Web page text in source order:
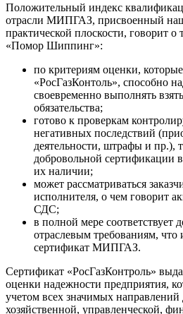
Положительный индекс
отрасли МИПГАЗ, присвоенный
практической плоскости, говорит
«Помор Шиппинг»:
по критериям оценки,
«РосГазКонтоль», способно
своевременно выполнять
обязательства;
готово к проверкам
негативных последствий
деятельности, штрафы и пр.),
добровольной сертификации
их наличии;
может рассматриваться
исполнителя, о чем говорит
СДС;
в полной мере соответствует
отраслевым требованиям, что
сертификат МИПГАЗ.
Сертификат «РосГазКонтроль»
оценки надежности предприятия,
учетом всех значимых
хозяйственной, управленческой,